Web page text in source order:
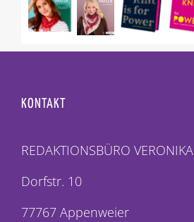
KONTAKT
REDAKTIONSBÜRO
Dorfstr. 10
77767 Appenweier